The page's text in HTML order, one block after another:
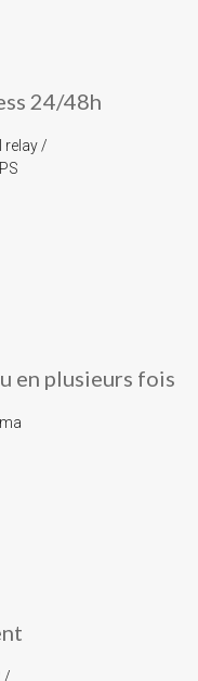
24/48h
relay /
en plusieurs fois
/